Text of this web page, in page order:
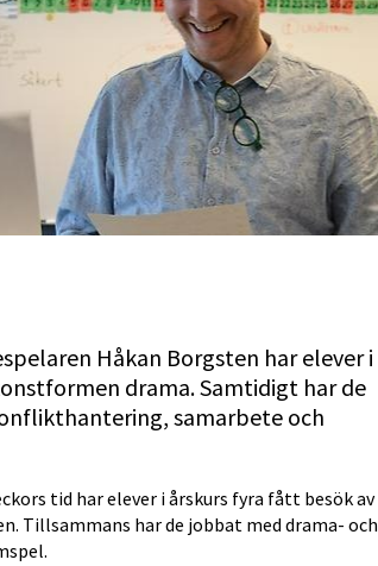
Håkan Borgsten har elever i
drama. Samtidigt har de
samarbete och
tid har elever i årskurs fyra fått besök av
Tillsammans har de jobbat med drama- och